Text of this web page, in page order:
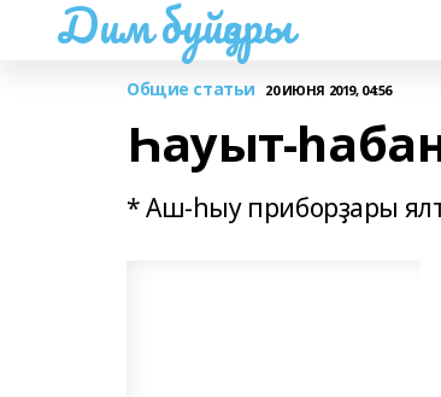
Дим буйҙары
Общие статьи 20 ИЮНЯ 2019, 04:56
Һауыт-
* Аш-һыу приборҙары